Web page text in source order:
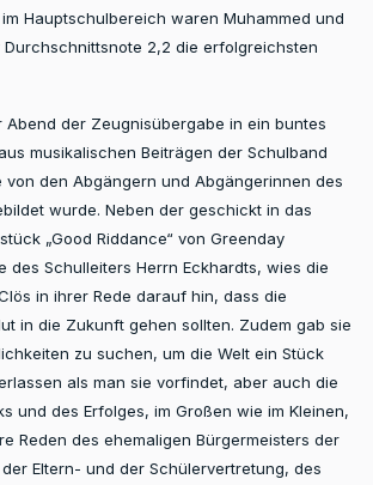
Hauptschulbereich waren Muhammed und
Durchschnittsnote 2,2 die erfolgreichsten
Abend der Zeugnisübergabe in ein buntes
musikalischen Beiträgen der Schulband
von den Abgängern und Abgängerinnen des
wurde. Neben der geschickt in das
„Good Riddance“ von Greenday
des Schulleiters Herrn Eckhardts, wies die
in ihrer Rede darauf hin, dass die
in die Zukunft gehen sollten. Zudem gab sie
zu suchen, um die Welt ein Stück
als man sie vorfindet, aber auch die
und des Erfolges, im Großen wie im Kleinen,
Reden des ehemaligen Bürgermeisters der
Eltern- und der Schülervertretung, des